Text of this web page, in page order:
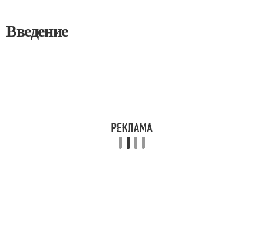
Введение